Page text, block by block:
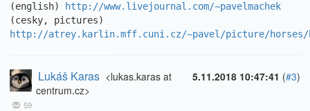
(english)
http://www.livejournal.com/~pavelmachek
http://atrey.karlin.mff.cuni.cz/~pavel/picture/horses/
5.11.2018 10:47:41 (#3)
Lukáš Karas <lukas.karas at
centrum.cz>
59